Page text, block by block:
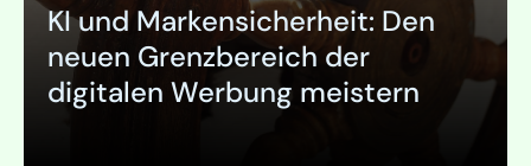
KI und Markensicherheit: Den
neuen Grenzbereich der
digitalen Werbung meistern